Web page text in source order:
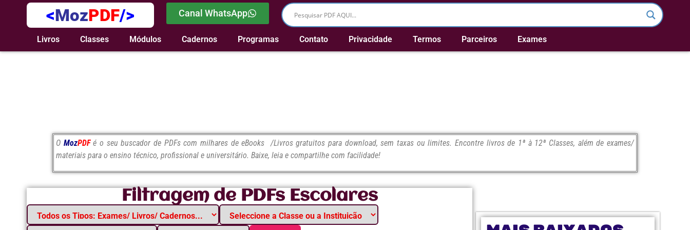
<MozPDF/> Canal WhatsApp
Livros Classes Módulos Cadernos Programas Contato Privacidade Termos Parceiros Exames
O MozPDF é o seu buscador de PDFs com milhares de eBooks /Livros gratuitos para download, sem taxas ou limites. Encontre livros de 1ª à 12ª Classes, além de exames/
materiais para o ensino técnico, profissional e universitário. Baixe, leia e compartilhe com facilidade!
Filtragem de PDFs Escolares